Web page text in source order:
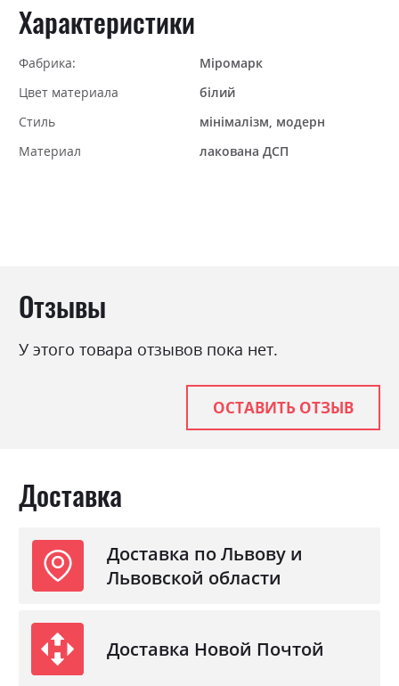
Характеристики
Фабрика:
Міромарк
Цвет материала
білий
Стиль
мінімалізм, модерн
Материал
лакована ДСП
Отзывы
У этого товара отзывов пока нет.
ОСТАВИТЬ ОТЗЫВ
Доставка
Доставка по Львову и
Львовской области
Доставка Новой Почтой